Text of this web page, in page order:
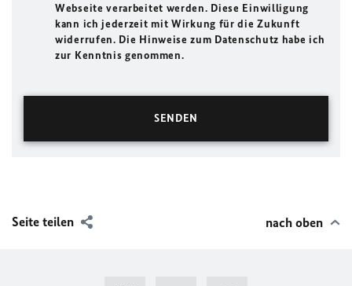
Webseite verarbeitet werden. Diese Einwilligung
kann ich jederzeit mit Wirkung für die Zukunft
widerrufen. Die Hinweise zum Datenschutz habe ich
zur Kenntnis genommen.
Seite teilen nach oben